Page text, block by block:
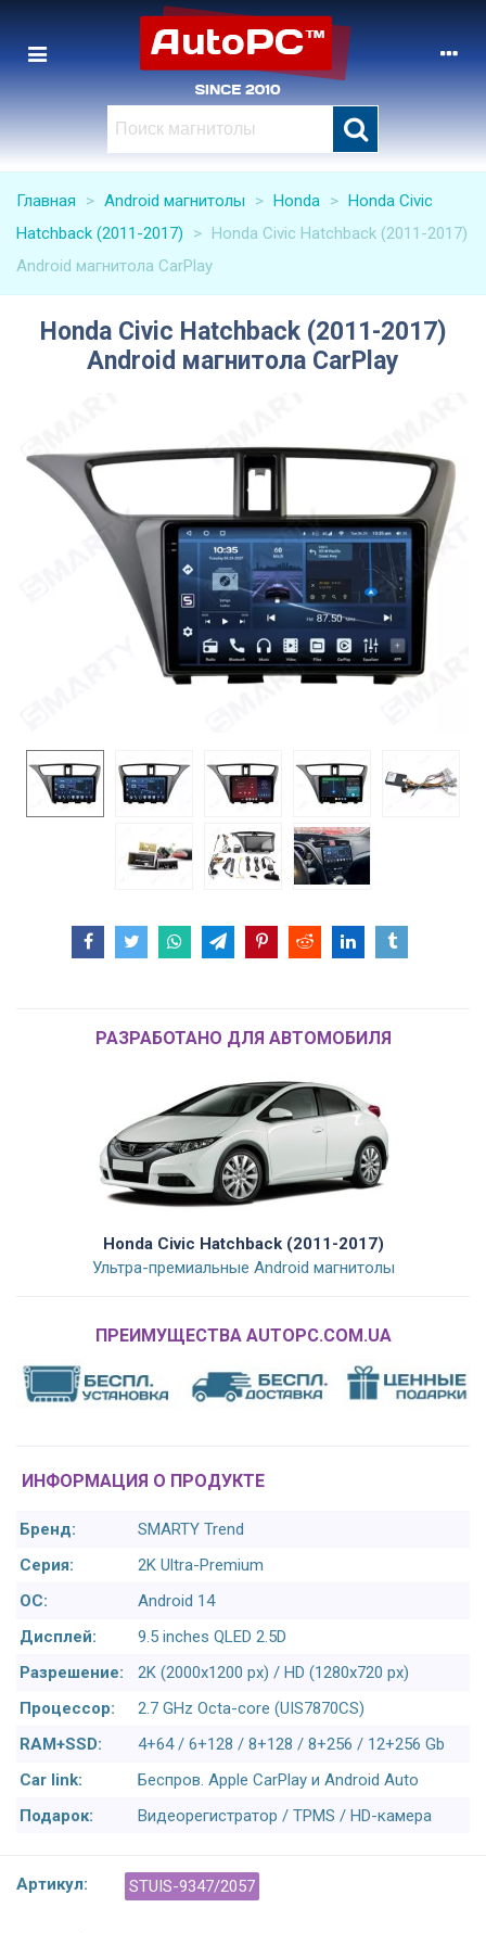
Главная > Android магнитолы > Honda > Honda Civic
Hatchback (2011-2017)
> Honda Civic Hatchback (2011-2017)
Android магнитола CarPlay
Honda Civic Hatchback (2011-2017)
Android магнитола CarPlay
РАЗРАБОТАНО ДЛЯ АВТОМОБИЛЯ
Honda Civic Hatchback (2011-2017)
Ультра-премиальные Android магнитолы
ПРЕИМУЩЕСТВА AUTOPC.COM.UA
ИНФОРМАЦИЯ О ПРОДУКТЕ
Бренд:
SMARTY Trend
Серия:
2K Ultra-Premium
ОС:
Android 14
Дисплей:
9.5 inches QLED 2.5D
Разрешение:
2K (2000x1200 px) / HD (1280x720 px)
Процессор:
2.7 GHz Octa-core (UIS7870CS)
RAM+SSD:
4+64 / 6+128 / 8+128 / 8+256 / 12+256 Gb
Car link:
Беспров. Apple CarPlay и Android Auto
Подарок:
Видеорегистратор / TPMS / HD-камера
Артикул: STUIS-9347/2057